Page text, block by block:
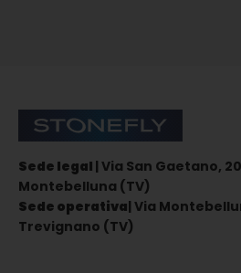
Stonefly Shop
Sede legal | Via San Gaetano,
Montebelluna (TV)
Sede operativa| Via
Trevignano (TV)